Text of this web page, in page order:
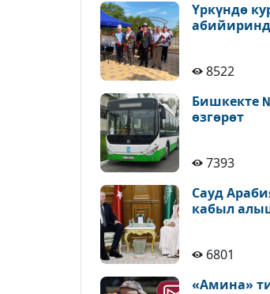
Үркүндө
8522
Бишкекте
өзгөрөт
7393
Сауд
кабыл
6801
«Амина»